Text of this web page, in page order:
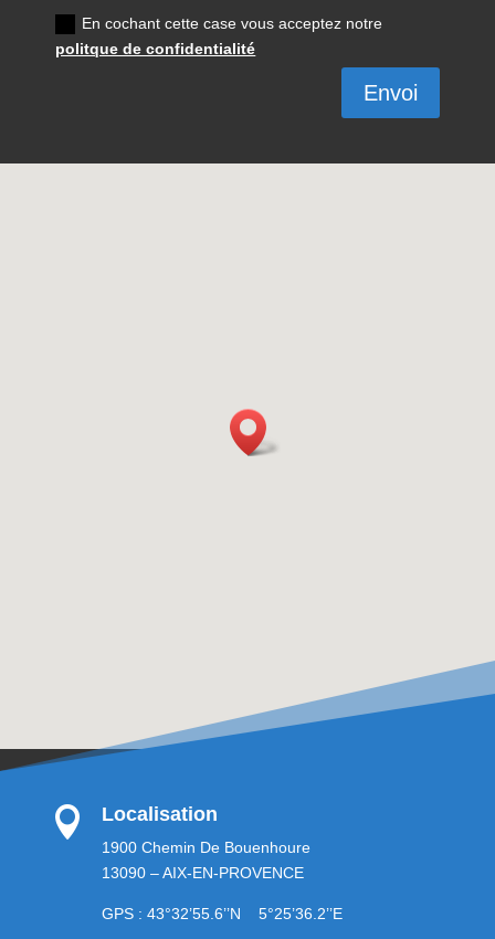
En cochant cette case vous acceptez notre
politque de confidentialité
Envoi
 Localisation
1900 Chemin De Bouenhoure
13090 – AIX-EN-PROVENCE
GPS : 43°32’55.6’’N 5°25’36.2’’E